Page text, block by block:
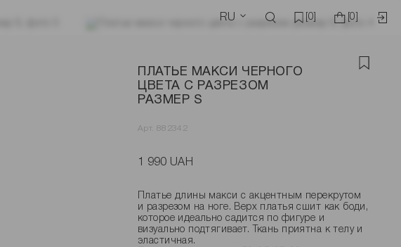
RU [0] [0]
ПЛАТЬЕ МАКСИ ЧЕРНОГО
ЦВЕТА С РАЗРЕЗОМ
РАЗМЕР S
Арт. 882342
1 990 UAH
Платье длины макси с акцентным перекрутом
и разрезом на ноге. Верх платья сшит как боди,
которое идеально садится по фигуре и
визуально подтягивает. Ткань приятна к телу и
эластичная.